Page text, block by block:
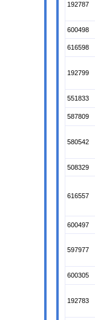
192787
600498
616598
192799
551833
587809
580542
508329
616557
600497
597977
600305
192783